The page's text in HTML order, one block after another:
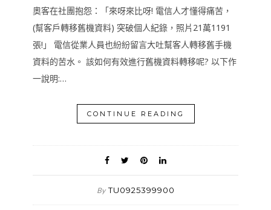
奧客在社團抱怨：「來呀來比呀! 電信人才懂得痛苦，
(幫客戶轉移舊機資料) 突破個人紀錄，照片21萬1191
張!」 電信從業人員也紛紛留言大吐幫客人轉移舊手機
資料的苦水。 該如何有效進行舊機資料轉移呢? 以下作
一說明:…
CONTINUE READING
By TU0925399900